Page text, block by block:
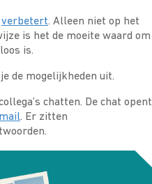
verbetert. Alleen niet op het
is het de moeite waard om
is.
de mogelijkheden uit.
chatten. De chat opent
. Er zitten